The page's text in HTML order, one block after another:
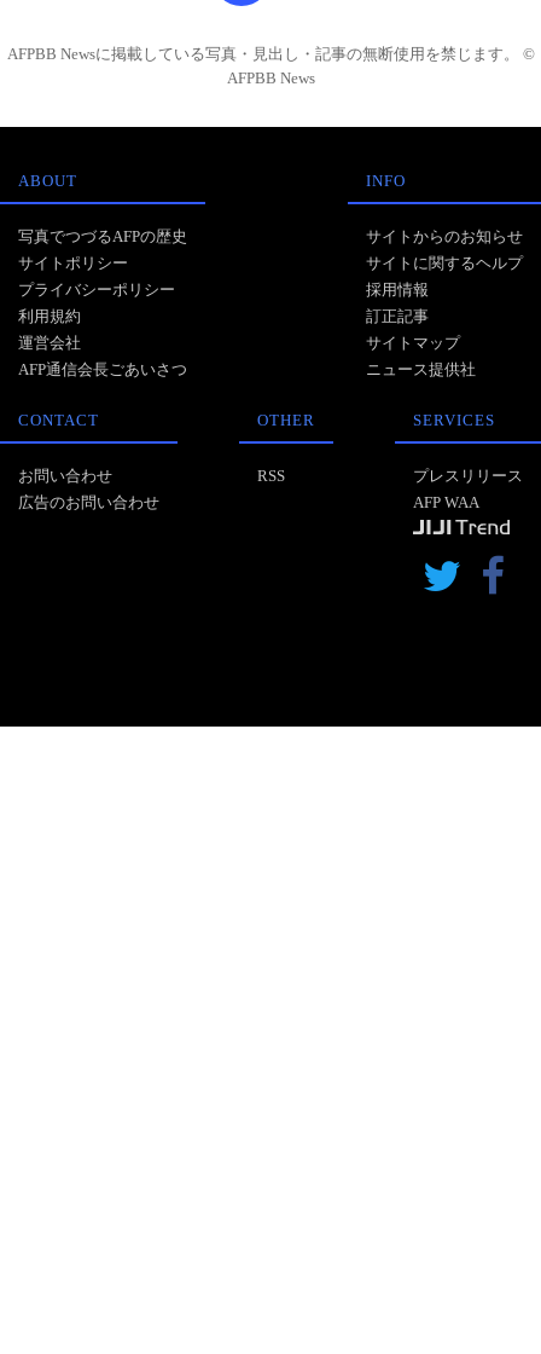
AFPBB Newsに掲載している写真・見出し・記事の無断使用を禁じます。 ©
AFPBB News
ABOUT
写真でつづるAFPの歴史
サイトポリシー
プライバシーポリシー
利用規約
運営会社
AFP通信会長ごあいさつ
INFO
サイトからのお知らせ
サイトに関するヘルプ
採用情報
訂正記事
サイトマップ
ニュース提供社
CONTACT
お問い合わせ
広告のお問い合わせ
OTHER
RSS
SERVICES
プレスリリース
AFP WAA